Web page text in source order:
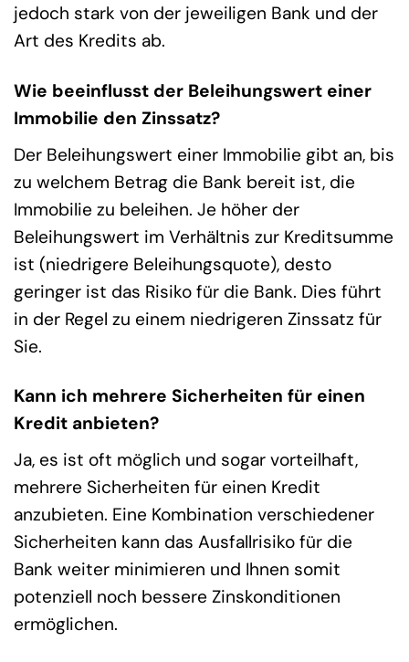
jedoch stark von der jeweiligen Bank und der
Art des Kredits ab.
Wie beeinflusst der Beleihungswert einer
Immobilie den Zinssatz?
Der Beleihungswert einer Immobilie gibt an, bis
zu welchem Betrag die Bank bereit ist, die
Immobilie zu beleihen. Je höher der
Beleihungswert im Verhältnis zur Kreditsumme
ist (niedrigere Beleihungsquote), desto
geringer ist das Risiko für die Bank. Dies führt
in der Regel zu einem niedrigeren Zinssatz für
Sie.
Kann ich mehrere Sicherheiten für einen
Kredit anbieten?
Ja, es ist oft möglich und sogar vorteilhaft,
mehrere Sicherheiten für einen Kredit
anzubieten. Eine Kombination verschiedener
Sicherheiten kann das Ausfallrisiko für die
Bank weiter minimieren und Ihnen somit
potenziell noch bessere Zinskonditionen
ermöglichen.